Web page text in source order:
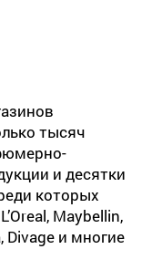
тысяч
и десятки
которых
Maybellin,
Divage и многие